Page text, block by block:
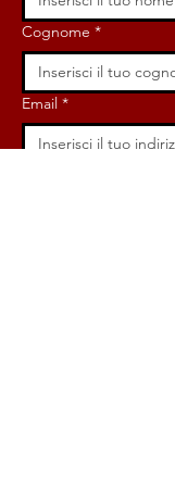
Cognome *
Email *